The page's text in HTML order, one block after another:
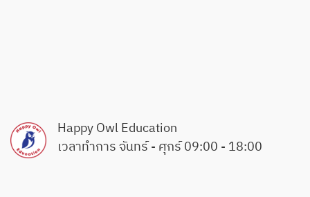
Happy Owl Education
เวลาทำการ จันทร์ - ศุกร์ 09:00 - 18:00